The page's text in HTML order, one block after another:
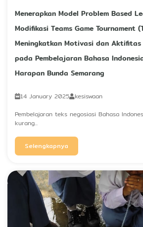
Menerapkan Model Problem Based
Modifikasi Teams Game Tournament
Meningkatkan Motivasi dan Aktifitas
pada Pembelajaran Bahasa
Harapan Bunda Semarang
14 January 2025 kesiswaan
Pembelajaran teks negosiasi Bahasa
kurang...
Selengkapnya